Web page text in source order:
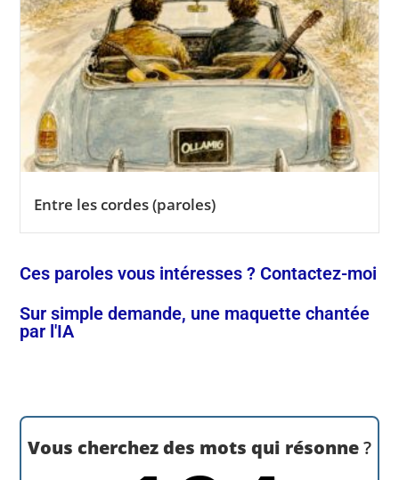
Entre les cordes (paroles)
Ces paroles vous intéresses ? Contactez-moi
Sur simple demande, une maquette chantée
par l'IA
Vous cherchez des mots qui résonne?